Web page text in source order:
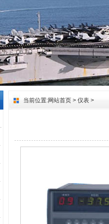
当前位置:网站首页 > 仪表 >